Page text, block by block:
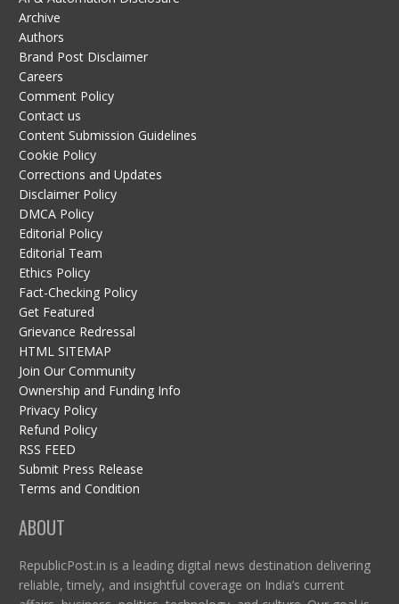
Archive
Authors
Brand Post Disclaimer
Careers
Comment Policy
Contact us
Content Submission Guidelines
Cookie Policy
Corrections and Updates
Disclaimer Policy
DMCA Policy
Editorial Policy
Editorial Team
Ethics Policy
Fact-Checking Policy
Get Featured
Grievance Redressal
HTML SITEMAP
Join Our Community
Ownership and Funding Info
Privacy Policy
Refund Policy
RSS FEED
Submit Press Release
Terms and Condition
ABOUT
RepublicPost.in is a leading digital news destination delivering
reliable, timely, and insightful coverage on India’s current